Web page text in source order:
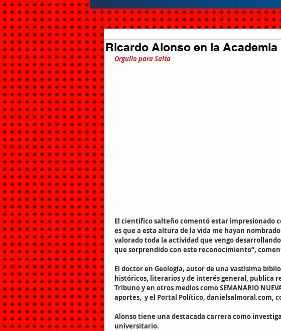
Ricardo Alonso en la
Orgullo para Salta
El científico salteño comentó estar impresionado
es que a esta altura de la vida me hayan
valorado toda la actividad que vengo
que sorprendido con este reconocimiento“,
El doctor en Geología, autor de una vastísima
históricos, literarios y de interés general, publica
Tribuno y en otros medios como SEMANARIO
aportes,  y el Portal Político, danielsalmoral.com,
Alonso tiene una destacada carrera como
universitario.